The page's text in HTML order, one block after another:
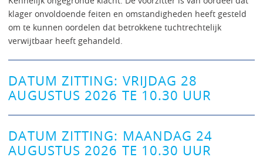
klager onvoldoende feiten en omstandigheden heeft gesteld
om te kunnen oordelen dat betrokkene tuchtrechtelijk
verwijtbaar heeft gehandeld.
DATUM ZITTING: VRIJDAG 28
AUGUSTUS 2026 TE 10.30 UUR
DATUM ZITTING: MAANDAG 24
AUGUSTUS 2026 TE 10.30 UUR